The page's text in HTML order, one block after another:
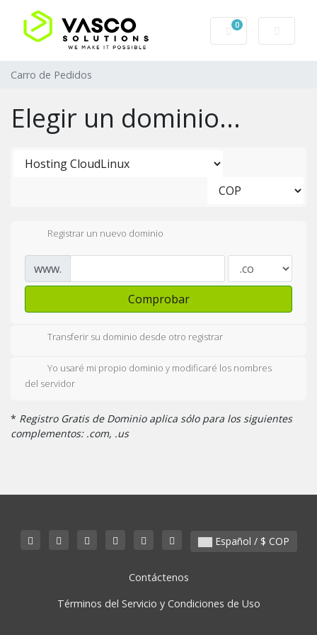
0
Carro de Pedidos
Carro de Pedidos
Elegir un dominio...
Registrar un nuevo dominio
www.
Comprobar
Transferir su dominio desde otro registrar
Yo usaré mi propio dominio y modificaré los nombres
del servidor
* Registro Gratis de Dominio aplica sólo para los siguientes
complementos: .com, .us
Español / $ COP
Contáctenos
Términos del Servicio y Condiciones de Uso